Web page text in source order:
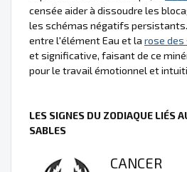
censée aider à dissoudre les
les schémas négatifs
entre l'élément Eau et la rose des
et significative, faisant de ce
pour le travail émotionnel et
LES SIGNES DU ZODIAQUE LIÉS
SABLES
CANCER